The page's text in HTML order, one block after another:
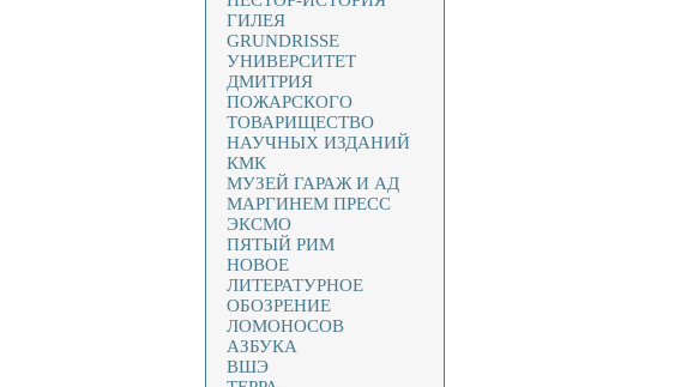
ГИЛЕЯ
GRUNDRISSE
УНИВЕРСИТЕТ
ДМИТРИЯ
ПОЖАРСКОГО
ТОВАРИЩЕСТВО
НАУЧНЫХ ИЗДАНИЙ
КМК
МУЗЕЙ ГАРАЖ И АД
МАРГИНЕМ ПРЕСС
ЭКСМО
ПЯТЫЙ РИМ
НОВОЕ
ЛИТЕРАТУРНОЕ
ОБОЗРЕНИЕ
ЛОМОНОСОВ
АЗБУКА
ВШЭ